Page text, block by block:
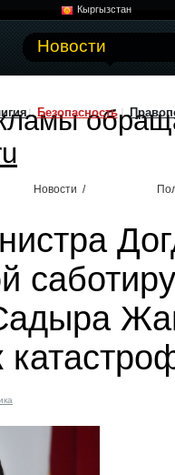
Кыргызстан
Новости
Безопасность
Новости /